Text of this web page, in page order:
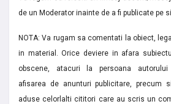
de un Moderator inainte de a fi publicate pe
NOTA: Va rugam sa comentati la obiect,
in material. Orice deviere in afara
obscene, atacuri la persoana autorului
afisarea de anunturi publicitare, precum
aduse celorlalti cititori care au scris un